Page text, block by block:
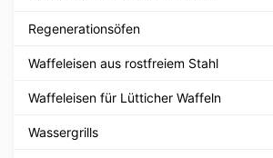
Regenerationsöfen
Waffeleisen aus rostfreiem Stahl
Waffeleisen für Lütticher Waffeln
Wassergrills